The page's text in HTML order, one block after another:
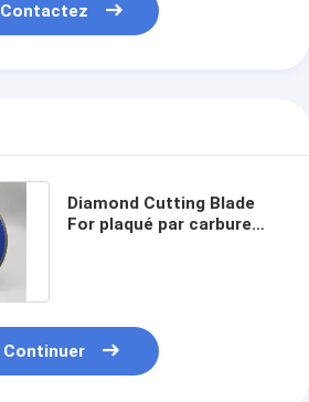
Contactez
Diamond Cutting Blade
For plaqué par carbure
Continuer